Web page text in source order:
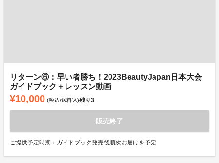
リターン⑥：早い者勝ち！2023BeautyJapan日本大会
ガイドブック＋レッスン動画
¥10,000 (税込/送料込)残り3
販売終了
ご提供予定時期：ガイドブック発売後順次お届けを予定